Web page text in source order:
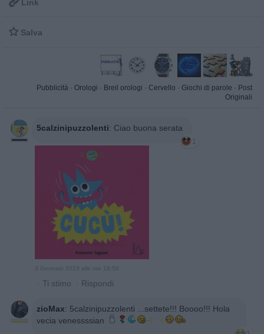
Link
 Salva
Pubblicità · Orologi · Breil orologi · Cervello · Giochi di parole · Post
Originali
5calzinipuzzolenti: Ciao buona serata
1
3 Gennaio 2023 alle ore 18:56
· Ti stimo · Rispondi
zioMax: 5calzinipuzzolenti ...settete!!! Boooo!!! Hola
vecia venessssian